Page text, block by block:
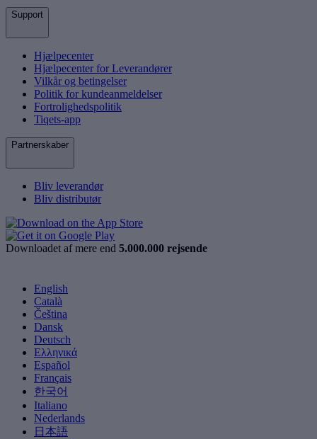
Support
Hjælpecenter
Hjælpecenter for Leverandører
Vilkår og betingelser
Politik for kundeanmeldelser
Fortrolighedspolitik
Tiqets-app
Partnerskaber
Bliv leverandør
Bliv distributør
Downloadet af mere end 5.000.000 rejsende
English
Català
Čeština
Dansk
Deutsch
Ελληνικά
Español
Français
한국어
Italiano
Nederlands
日本語